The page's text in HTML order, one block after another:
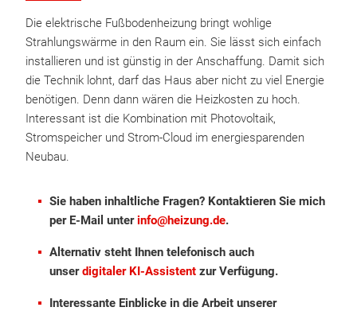
Die elektrische Fußbodenheizung bringt wohlige
Strahlungswärme in den Raum ein. Sie lässt sich einfach
installieren und ist günstig in der Anschaffung. Damit sich
die Technik lohnt, darf das Haus aber nicht zu viel Energie
benötigen. Denn dann wären die Heizkosten zu hoch.
Interessant ist die Kombination mit Photovoltaik,
Stromspeicher und Strom-Cloud im energiesparenden
Neubau.
Sie haben inhaltliche Fragen? Kontaktieren Sie mich
per E-Mail unterinfo@heizung.de.
Alternativ steht Ihnen telefonisch auch
unserdigitaler KI-Assistent zur Verfügung.
Interessante Einblicke in die Arbeit unserer